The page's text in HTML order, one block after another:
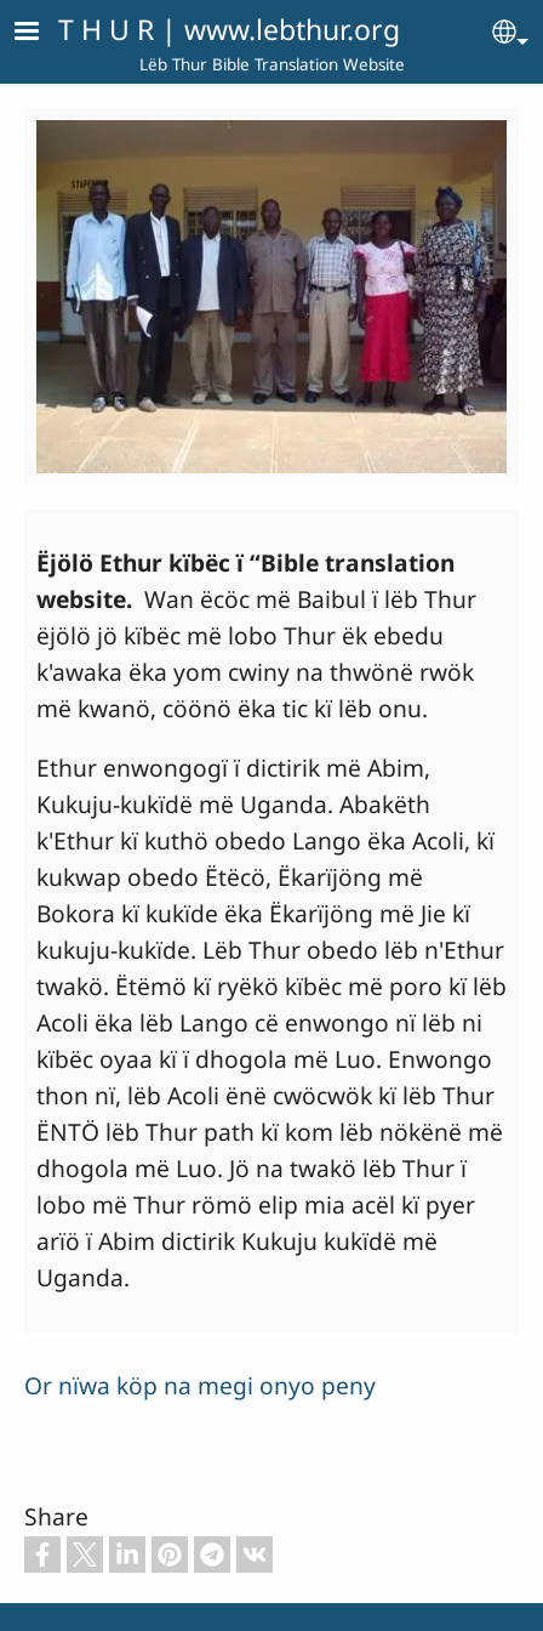
Skip to main content
T H U R | www.lebthur.org
Lëb Thur Bible Translation Website
Ëjölö Ethur kïbëc ï “Bible translation
website. Wan ëcöc më Baibul ï lëb Thur
ëjölö jö kïbëc më lobo Thur ëk ebedu
k'awaka ëka yom cwiny na thwönë rwök
më kwanö, cöönö ëka tic kï lëb onu.
Ethur enwongogï ï dictirik më Abim,
Kukuju-kukïdë më Uganda. Abakëth
k'Ethur kï kuthö obedo Lango ëka Acoli, kï
kukwap obedo Ëtëcö, Ëkarïjöng më
Bokora kï kukïde ëka Ëkarïjöng më Jie kï
kukuju-kukïde. Lëb Thur obedo lëb n'Ethur
twakö. Ëtëmö kï ryëkö kïbëc më poro kï lëb
Acoli ëka lëb Lango cë enwongo nï lëb ni
kïbëc oyaa kï ï dhogola më Luo. Enwongo
thon nï, lëb Acoli ënë cwöcwök kï lëb Thur
ËNTÖ lëb Thur path kï kom lëb nökënë më
dhogola më Luo. Jö na twakö lëb Thur ï
lobo më Thur römö elip mia acël kï pyer
arïö ï Abim dictirik Kukuju kukïdë më
Uganda.
Or nïwa köp na megi onyo peny
Share